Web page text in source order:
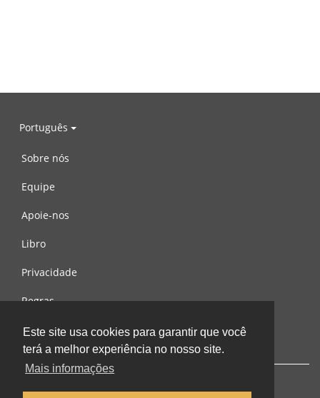
Este site usa cookies para garantir que você
terá a melhor experiência no nosso site.
Mais informações
Português
Sobre nós
Equipe
Apoie-nos
Libro
Privacidade
Regras
Contacte-nos